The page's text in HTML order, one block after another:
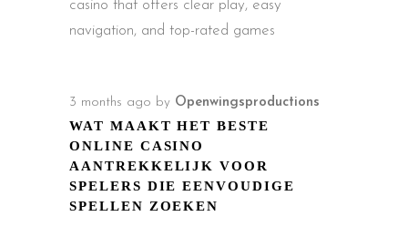
casino that offers clear play, easy
navigation, and top-rated games
3 months ago by Openwingsproductions
WAT MAAKT HET BESTE
ONLINE CASINO
AANTREKKELIJK VOOR
SPELERS DIE EENVOUDIGE
SPELLEN ZOEKEN